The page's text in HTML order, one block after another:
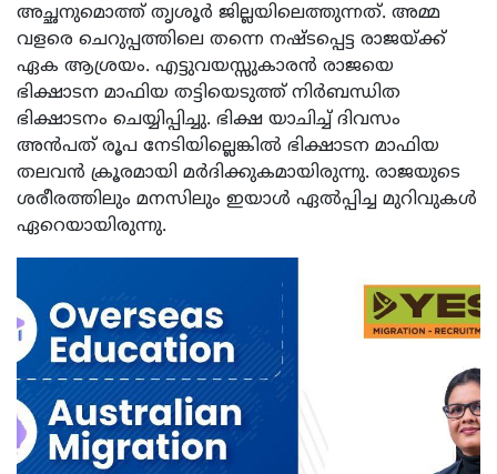
അച്ഛനുമൊത്ത് തൃശൂര്‍ ജില്ലയിലെത്തുന്നത്. അമ്മ
വളരെ ചെറുപ്പത്തിലെ തന്നെ നഷ്ടപ്പെട്ട രാജയ്ക്ക്
ഏക ആശ്രയം. എട്ടുവയസ്സുകാരന്‍ രാജയെ
ഭിക്ഷാടന മാഫിയ തട്ടിയെടുത്ത് നിര്‍ബന്ധിത
ഭിക്ഷാടനം ചെയ്യിപ്പിച്ചു. ഭിക്ഷ യാചിച്ച് ദിവസം
അന്‍പത് രൂപ നേടിയില്ലെങ്കില്‍ ഭിക്ഷാടന മാഫിയ
തലവന്‍ ക്രൂരമായി മര്‍ദിക്കുകമായിരുന്നു. രാജയുടെ
ശരീരത്തിലും മനസിലും ഇയാള്‍ ഏല്‍പ്പിച്ച മുറിവുകള്‍
ഏറെയായിരുന്നു.